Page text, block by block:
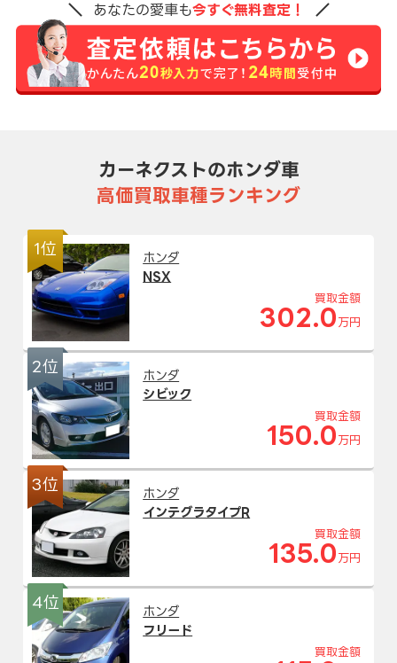
あなたの愛車も今すぐ無料査定！
カーネクストのホンダ車
高価買取車種ランキング
1位
ホンダ
NSX
買取金額
302.0 万円
2位
ホンダ
シビック
買取金額
150.0 万円
3位
ホンダ
インテグラタイプR
買取金額
135.0 万円
4位
ホンダ
フリード
買取金額